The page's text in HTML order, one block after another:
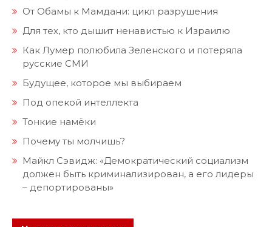
русские СМИ
Будущее, которое мы выбираем
Под опекой интеллекта
Тонкие намёки
Почему ты молчишь?
Майкл Сэвидж: «Демократический социализм
должен быть криминализирован, а его лидеры
Новые комментарии